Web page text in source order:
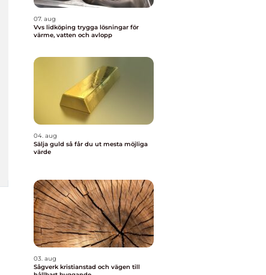
07. aug
Vvs lidköping trygga lösningar för
värme, vatten och avlopp
04. aug
Sälja guld så får du ut mesta möjliga
värde
03. aug
Sågverk kristianstad och vägen till